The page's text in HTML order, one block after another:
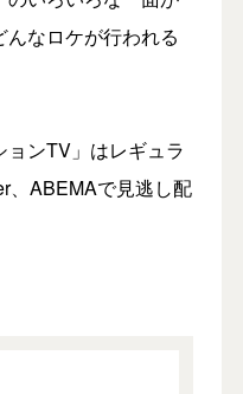
なロケが行われる
ンTV」はレギュラ
、ABEMAで見逃し配